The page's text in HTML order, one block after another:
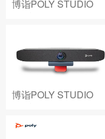
博诣POLY STUDIO
博诣POLY STUDIO